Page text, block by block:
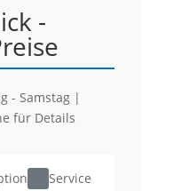
-
- Samstag |
für Details
Service